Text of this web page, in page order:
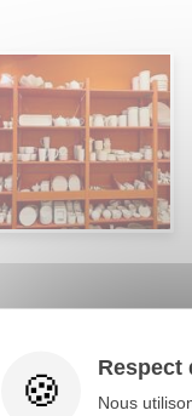
et 14h30-19h.
Respect
Nous